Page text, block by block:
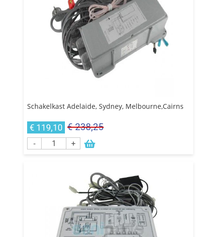
Schakelkast Adelaide, Sydney, Melbourne,Cairns
€ 119,10 € 238,25
- +